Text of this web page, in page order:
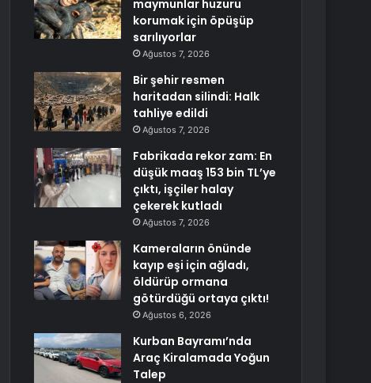
maymunlar huzuru
korumak için öpüşüp
sarılıyorlar
Ağustos 7, 2026
Bir şehir resmen
haritadan silindi: Halk
tahliye edildi
Ağustos 7, 2026
Fabrikada rekor zam: En
düşük maaş 153 bin TL’ye
çıktı, işçiler halay
çekerek kutladı
Ağustos 7, 2026
Kameraların önünde
kayıp eşi için ağladı,
öldürüp ormana
götürdüğü ortaya çıktı!
Ağustos 6, 2026
Kurban Bayramı’nda
Araç Kiralamada Yoğun
Talep